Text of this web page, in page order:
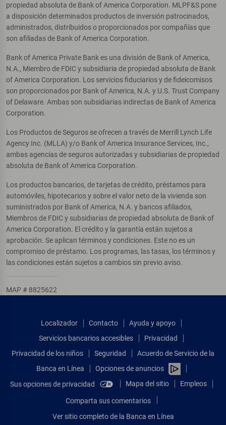
propiedad absoluta de Bank of America Corporation. MLPF&S pone
a disposición determinados productos de inversión patrocinados,
administrados, distribuidos o proporcionados por compañías que
son afiliadas de Bank of America Corporation.
Bank of America Private Bank es una división de Bank of America,
N.A., Miembro de FDIC y subsidiaria de propiedad absoluta de Bank
of America Corporation. Los servicios fiduciarios y de fideicomisos
son proporcionados por Bank of America, N.A. y U.S. Trust Company
of Delaware. Ambas son subsidiarias indirectas de Bank of America
Corporation.
Los Productos de Seguros se ofrecen a través de Merrill Lynch Life
Agency Inc. (MLLA) y/o Bank of America Insurance Services, Inc.,
ambas agencias de seguros autorizadas y subsidiarias de propiedad
absoluta de Bank of America Corporation.
Los productos bancarios, de tarjetas de crédito, préstamos para
automóviles, hipotecarios y sobre el valor neto de la vivienda son
suministrados por Bank of America, N.A. y bancos afiliados,
Miembros de FDIC y subsidiarias de propiedad absoluta de Bank of
America Corporation. El crédito y la garantía están sujetos a
aprobación. Se aplican términos y condiciones. Este no es un
compromiso de préstamo. Los programas, las tasas, los términos y
las condiciones están sujetos a cambios sin previo aviso.
MAP # 8825622
Localizador Contacto
Ayuda y apoyo
Servicios bancarios accesibles
Privacidad
Privacidad de los niños
Seguridad
Acuerdo de Servicio de la
Banca en Línea
Opciones de anuncios
Sus opciones de privacidad
Mapa del sitio Empleos
Comparta sus comentarios
Ver sitio completo de la Banca en Línea